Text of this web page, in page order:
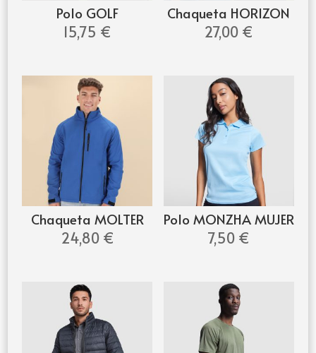
Polo GOLF
15,75 €
Chaqueta HORIZON
27,00 €
Chaqueta MOLTER
24,80 €
Polo MONZHA MUJER
7,50 €